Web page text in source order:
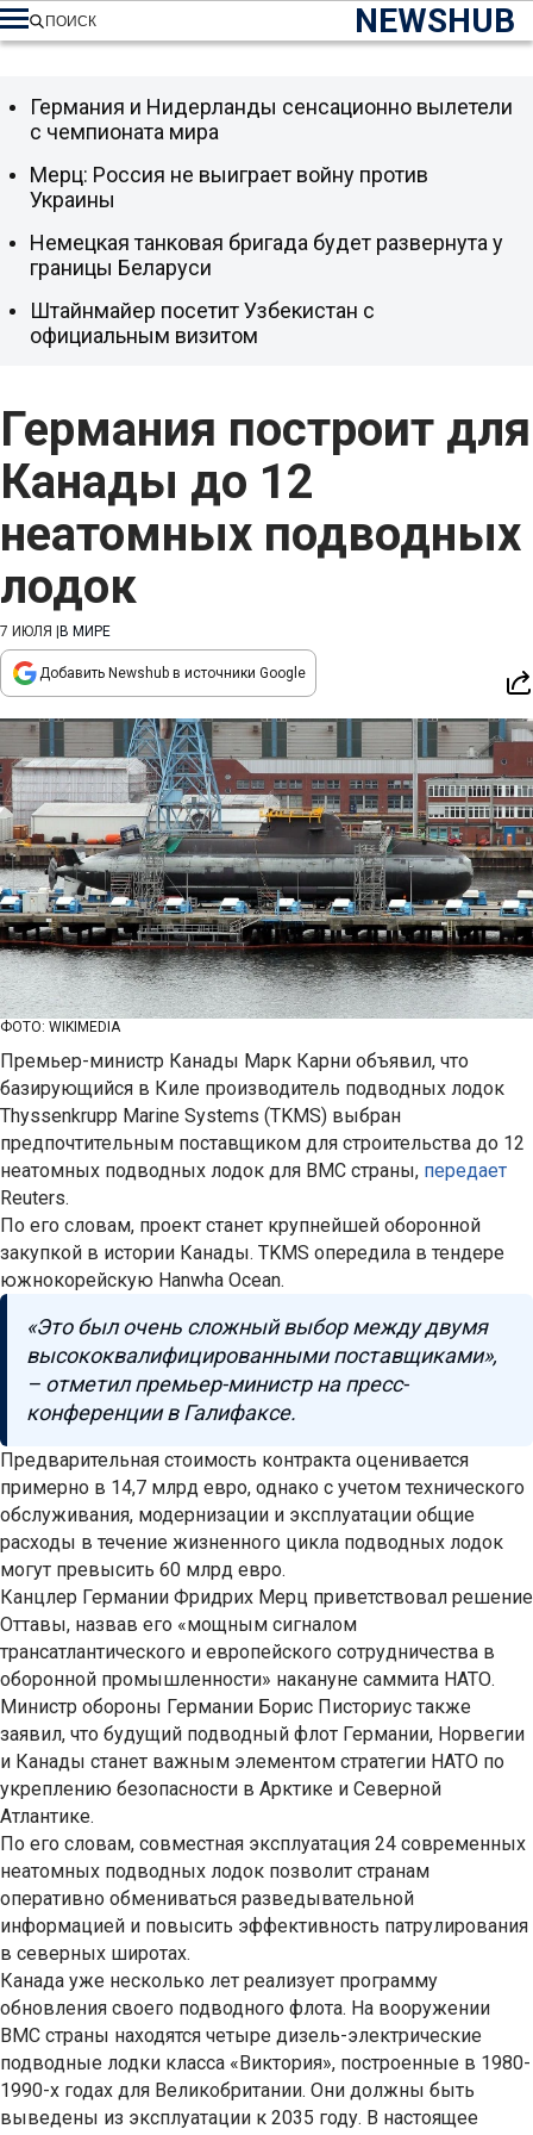
NEWSHUB
ПОИСК
Германия построит для
Канады до 12
неатомных подводных
лодок
7 ИЮЛЯ В МИРЕ
Добавить Newshub в источники Google
ФОТО: WIKIMEDIA
Премьер-министр Канады Марк Карни объявил, что
базирующийся в Киле производитель подводных лодок
Thyssenkrupp Marine Systems (TKMS) выбран
предпочтительным поставщиком для строительства до 12
неатомных подводных лодок для ВМС страны, передает
Reuters.
По его словам, проект станет крупнейшей оборонной
закупкой в истории Канады. TKMS опередила в тендере
южнокорейскую Hanwha Ocean.
«Это был очень сложный выбор между двумя
высококвалифицированными поставщиками»,
– отметил премьер-министр на пресс-
конференции в Галифаксе.
Предварительная стоимость контракта оценивается
примерно в 14,7 млрд евро, однако с учетом технического
обслуживания, модернизации и эксплуатации общие
расходы в течение жизненного цикла подводных лодок
могут превысить 60 млрд евро.
Канцлер Германии Фридрих Мерц приветствовал решение
Оттавы, назвав его «мощным сигналом
трансатлантического и европейского сотрудничества в
оборонной промышленности» накануне саммита НАТО.
Министр обороны Германии Борис Писториус также
заявил, что будущий подводный флот Германии, Норвегии
и Канады станет важным элементом стратегии НАТО по
укреплению безопасности в Арктике и Северной
Атлантике.
По его словам, совместная эксплуатация 24 современных
неатомных подводных лодок позволит странам
оперативно обмениваться разведывательной
информацией и повысить эффективность патрулирования
в северных широтах.
Канада уже несколько лет реализует программу
обновления своего подводного флота. На вооружении
ВМС страны находятся четыре дизель-электрические
подводные лодки класса «Виктория», построенные в 1980-
1990-х годах для Великобритании. Они должны быть
выведены из эксплуатации к 2035 году. В настоящее
Германия и Нидерланды сенсационно вылетели
с чемпионата мира
Мерц: Россия не выиграет войну против
Украины
Немецкая танковая бригада будет развернута у
границы Беларуси
Штайнмайер посетит Узбекистан с
официальным визитом